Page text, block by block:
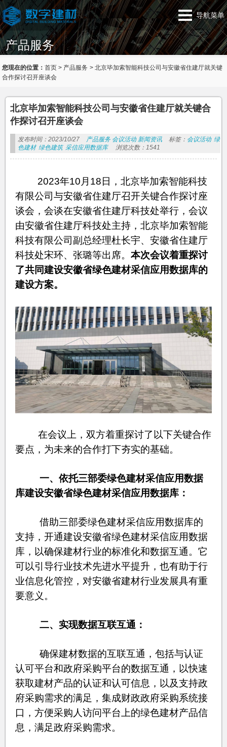
导航菜单
产品服务
您现在的位置：首页 > 产品服务 >北京毕加索智能科技公司与安徽省住建厅就关键
合作探讨召开座谈会
北京毕加索智能科技公司与安徽省住建厅就关键合
作探讨召开座谈会
发布时间：2023/10/27 产品服务 会议活动 新闻资讯 标签： 会议活动 绿
色建材 绿色建筑 采信应用数据库 浏览次数：1541
2023年10月18日，北京毕加索智能科技
有限公司与安徽省住建厅召开关键合作探讨座
谈会，会谈在安徽省住建厅科技处举行，会议
由安徽省住建厅科技处主持，北京毕加索智能
科技有限公司副总经理杜长宇、安徽省住建厅
科技处宋环、张璐等出席。 本次会议着重探讨
了共同建设安徽省绿色建材采信应用数据库的
建设方案。
在会议上，双方着重探讨了以下关键合作
要点，为未来的合作打下夯实的基础。
一、依托三部委绿色建材采信应用数据
库建设安徽省绿色建材采信应用数据库：
借助三部委绿色建材采信应用数据库的
支持，开通建设安徽省绿色建材采信应用数据
库，以确保建材行业的标准化和数据互通。它
可以引导行业技术先进水平提升，也有助于行
业信息化管控，对安徽省建材行业发展具有重
要意义。
二、 实现数据互联互通：
确保建材数据的互联互通，包括与认证
认可平台和政府采购平台的数据互通，以快速
获取建材产品的认证和认可信息，以及支持政
府采购需求的满足，集成财政政府采购系统接
口，方便采购人访问平台上的绿色建材产品信
息，满足政府采购需求。